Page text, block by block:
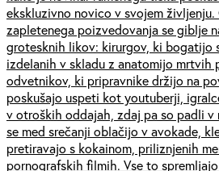
ekskluzivno novico v svojem
zapletenega poizvedovanja se giblje
grotesknih likov: kirurgov, ki bogatijo
izdelanih v skladu z anatomijo mrtvih
odvetnikov, ki pripravnike držijo na
poskušajo uspeti kot youtuberji,
v otroških oddajah, zdaj pa so padli
se med srečanji oblačijo v avokade,
pretiravajo s kokainom, priliznjenih
pornografskih filmih. Vse to